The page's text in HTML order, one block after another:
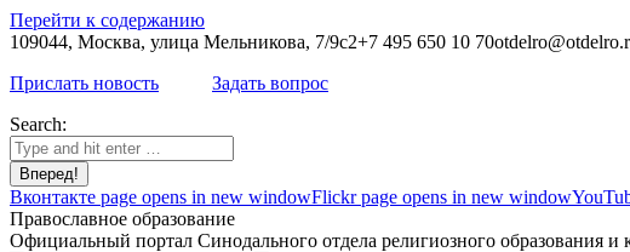
Перейти к содержанию
109044, Москва, улица Мельникова, 7/9с2+7 495 650 10 70
Прислать новость
Задать вопрос
Search:
Вконтакте page opens in new windowFlickr page opens in new window
Православное образование
Официальный портал Синодального отдела религиозного образования